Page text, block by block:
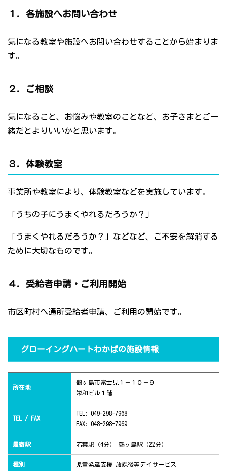
１．各施設へお問い合わせ
気になる教室や施設へお問い合わせすることから始まりま
す。
２．ご相談
気になること、お悩みや教室のことなど、お子さまとご一
緒だとよりいいかと思います。
３．体験教室
事業所や教室により、体験教室などを実施しています。
「うちの子にうまくやれるだろうか？」
「うまくやれるだろうか？」などなど、ご不安を解消する
ために大切なものです。
４．受給者申請・ご利用開始
市区町村へ通所受給者申請、ご利用の開始です。
グローイングハートわかばの施設情報
所在地
鶴ヶ島市富士見１－１０－９
栄和ビル１階
TEL / FAX
TEL: 049-298-7968
FAX: 048-298-7969
最寄駅 若葉駅（4分） 鶴ヶ島駅（22分）
種別 児童発達支援 放課後等デイサービス